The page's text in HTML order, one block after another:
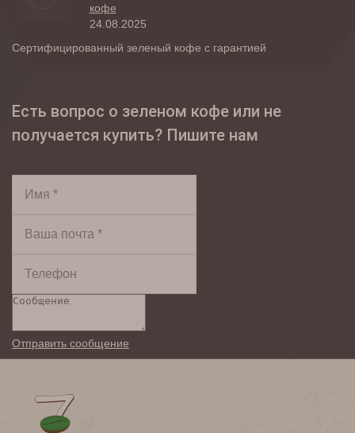
кофе
24.08.2025
Сертифицированный зеленый кофе с гарантией
Есть вопрос о зеленом кофе или не
получается купить? Пишите нам
Сообщение
Отправить сообщение